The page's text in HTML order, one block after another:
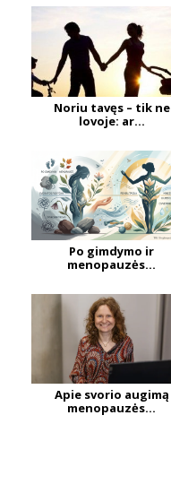
Noriu tavęs – tik ne
lovoje: ar...
Po gimdymo ir
menopauzės...
Apie svorio augimą
menopauzės...